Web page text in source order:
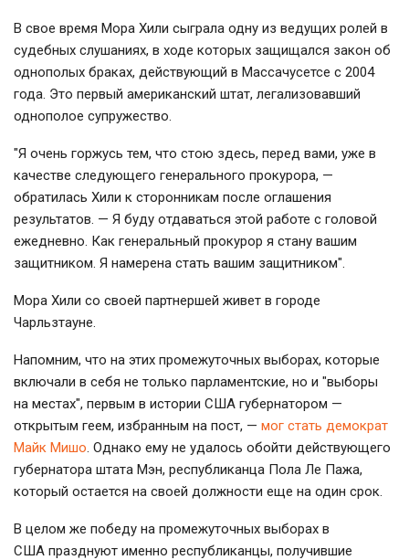
В свое время Мора Хили сыграла одну из ведущих ролей в
судебных слушаниях, в ходе которых защищался закон об
однополых браках, действующий в Массачусетсе с 2004
года. Это первый американский штат, легализовавший
однополое супружество.
"Я очень горжусь тем, что стою здесь, перед вами, уже в
качестве следующего генерального прокурора, —
обратилась Хили к сторонникам после оглашения
результатов. — Я буду отдаваться этой работе с головой
ежедневно. Как генеральный прокурор я стану вашим
защитником. Я намерена стать вашим защитником".
Мора Хили со своей партнершей живет в городе
Чарльзтауне.
Напомним, что на этих промежуточных выборах, которые
включали в себя не только парламентские, но и "выборы
на местах", первым в истории США губернатором —
открытым геем, избранным на пост, — мог стать демократ
Майк Мишо. Однако ему не удалось обойти действующего
губернатора штата Мэн, республиканца Пола Ле Пажа,
который остается на своей должности еще на один срок.
В целом же победу на промежуточных выборах в
США празднуют именно республиканцы, получившие